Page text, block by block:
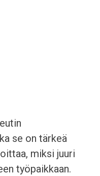
se on tärkeä
miksi juuri
työpaikkaan.